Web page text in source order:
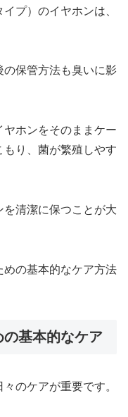
プ）のイヤホンは、
の保管方法も臭いに影
ホンをそのままケー
り、菌が繁殖しやす
清潔に保つことが大
の基本的なケア方法
基本的なケア
のケアが重要です。